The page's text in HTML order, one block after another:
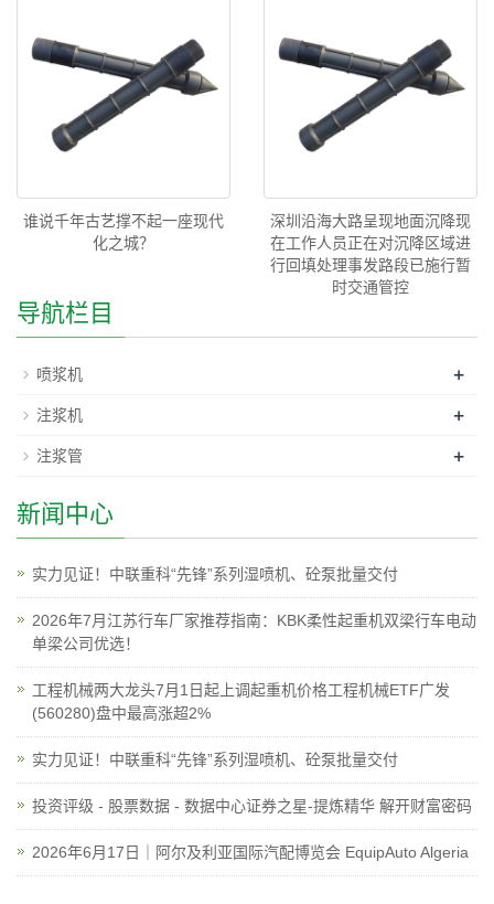
谁说千年古艺撑不起一座现代
化之城？
深圳沿海大路呈现地面沉降现
在工作人员正在对沉降区域进
行回填处理事发路段已施行暂
时交通管控
导航栏目
喷浆机 +
注浆机 +
注浆管 +
新闻中心
实力见证！中联重科“先锋”系列湿喷机、砼泵批量交付
2026年7月江苏行车厂家推荐指南：KBK柔性起重机双梁行车电动
单梁公司优选！
工程机械两大龙头7月1日起上调起重机价格工程机械ETF广发
(560280)盘中最高涨超2%
实力见证！中联重科“先锋”系列湿喷机、砼泵批量交付
投资评级 - 股票数据 - 数据中心证券之星-提炼精华 解开财富密码
2026年6月17日｜阿尔及利亚国际汽配博览会 EquipAuto Algeria